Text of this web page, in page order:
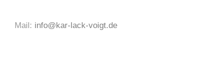
Mail: info@kar-lack-voigt.de